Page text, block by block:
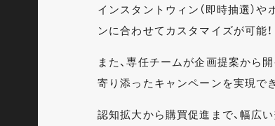
インスタントウィン（即時抽選）
ンに合わせてカスタマイズが可能！
また、専任チームが企画提案から
寄り添ったキャンペーンを実現で
認知拡大から購買促進まで、幅広